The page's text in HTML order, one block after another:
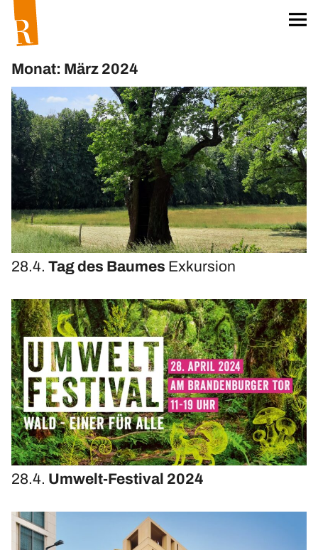
Startseite
Für unser Klima
Das Team
Projekt »unser Klima«
Klima-Aktionskarten
Klima-Workshops
Klima-Exkursionen
Heftreihe »unser Klima«
Hefte bestellen
Materialien
Öko-Wörterbuch
Upcycling-Beutel
Presse
»Energie-Beratung«
Energie-Karten-Set
Energie-Workshops und Beratung
Offene Energie-Sprechstunde
Energie-Exkursionen
ChangeABLE Befragung
ChangeABLE Partner
Monat: März 2024
28.4.Tag des Baumes Exkursion
28.4. Umwelt-Festival 2024